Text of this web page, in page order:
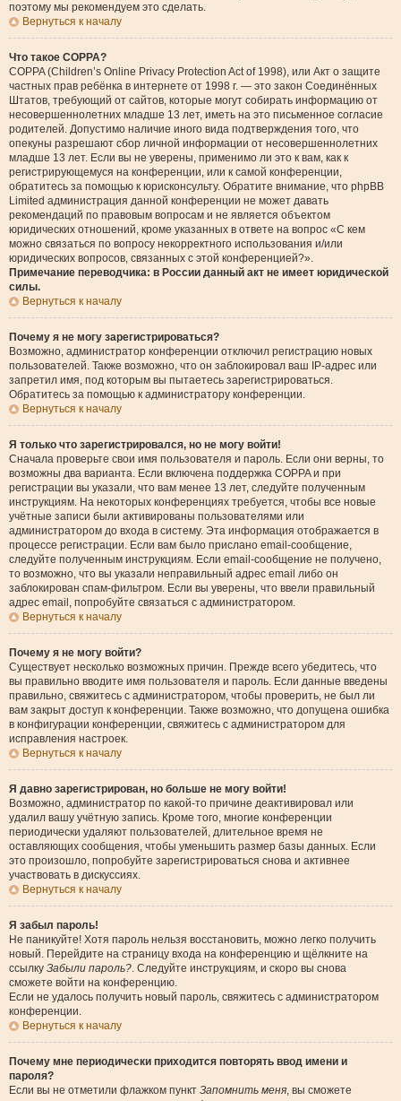
поэтому мы рекомендуем это сделать.
Вернуться к началу
Что такое COPPA?
COPPA (Children’s Online Privacy Protection Act of 1998), или Акт о защите
частных прав ребёнка в интернете от 1998 г. — это закон Соединённых
Штатов, требующий от сайтов, которые могут собирать информацию от
несовершеннолетних младше 13 лет, иметь на это письменное согласие
родителей. Допустимо наличие иного вида подтверждения того, что
опекуны разрешают сбор личной информации от несовершеннолетних
младше 13 лет. Если вы не уверены, применимо ли это к вам, как к
регистрирующемуся на конференции, или к самой конференции,
обратитесь за помощью к юрисконсульту. Обратите внимание, что phpBB
Limited администрация данной конференции не может давать
рекомендаций по правовым вопросам и не является объектом
юридических отношений, кроме указанных в ответе на вопрос «С кем
можно связаться по вопросу некорректного использования и/или
юридических вопросов, связанных с этой конференцией?».
Примечание переводчика: в России данный акт не имеет юридической
силы.
Вернуться к началу
Почему я не могу зарегистрироваться?
Возможно, администратор конференции отключил регистрацию новых
пользователей. Также возможно, что он заблокировал ваш IP-адрес или
запретил имя, под которым вы пытаетесь зарегистрироваться.
Обратитесь за помощью к администратору конференции.
Вернуться к началу
Я только что зарегистрировался, но не могу войти!
Сначала проверьте свои имя пользователя и пароль. Если они верны, то
возможны два варианта. Если включена поддержка COPPA и при
регистрации вы указали, что вам менее 13 лет, следуйте полученным
инструкциям. На некоторых конференциях требуется, чтобы все новые
учётные записи были активированы пользователями или
администратором до входа в систему. Эта информация отображается в
процессе регистрации. Если вам было прислано email-сообщение,
следуйте полученным инструкциям. Если email-сообщение не получено,
то возможно, что вы указали неправильный адрес email либо он
заблокирован спам-фильтром. Если вы уверены, что ввели правильный
адрес email, попробуйте связаться с администратором.
Вернуться к началу
Почему я не могу войти?
Существует несколько возможных причин. Прежде всего убедитесь, что
вы правильно вводите имя пользователя и пароль. Если данные введены
правильно, свяжитесь с администратором, чтобы проверить, не был ли
вам закрыт доступ к конференции. Также возможно, что допущена ошибка
в конфигурации конференции, свяжитесь с администратором для
исправления настроек.
Вернуться к началу
Я давно зарегистрирован, но больше не могу войти!
Возможно, администратор по какой-то причине деактивировал или
удалил вашу учётную запись. Кроме того, многие конференции
периодически удаляют пользователей, длительное время не
оставляющих сообщения, чтобы уменьшить размер базы данных. Если
это произошло, попробуйте зарегистрироваться снова и активнее
участвовать в дискуссиях.
Вернуться к началу
Я забыл пароль!
Не паникуйте! Хотя пароль нельзя восстановить, можно легко получить
новый. Перейдите на страницу входа на конференцию и щёлкните на
ссылку Забыли пароль?. Следуйте инструкциям, и скоро вы снова
сможете войти на конференцию.
Если не удалось получить новый пароль, свяжитесь с администратором
конференции.
Вернуться к началу
Почему мне периодически приходится повторять ввод имени и
пароля?
Если вы не отметили флажком пункт Запомнить меня, вы сможете